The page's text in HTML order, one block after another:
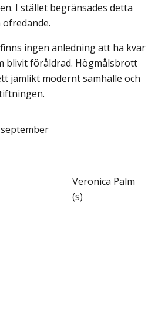
I stället begränsades detta
ingen anledning att ha kvar
blivit föråldrad. Högmålsbrott
jämlikt modernt samhälle och
Veronica Palm
(s)